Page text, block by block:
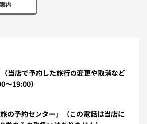
内
当店で予約した旅行の変更や取消など
19:00）
の予約センター」（この電話は当店に